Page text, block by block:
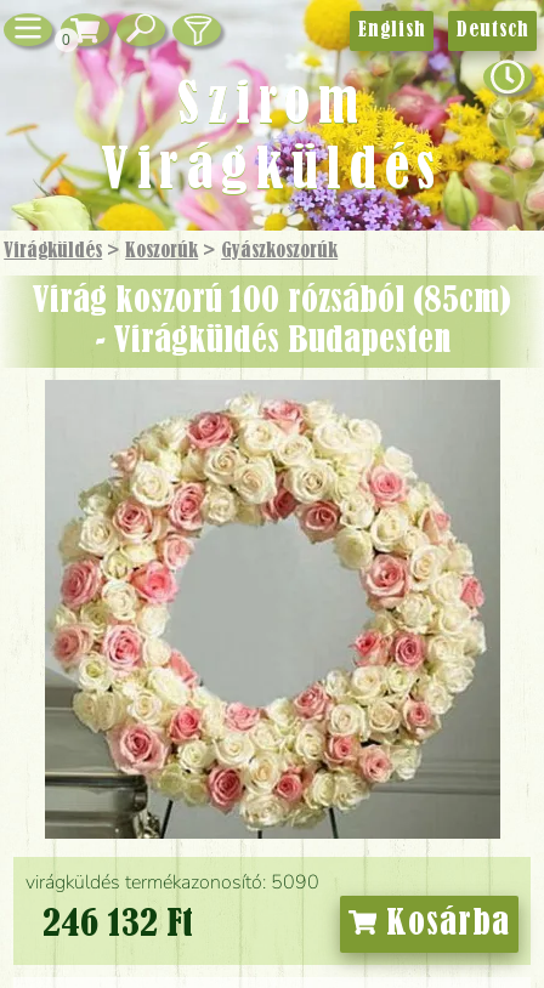
0
Virágküldés > Koszorúk > Gyászkoszorúk
virág koszorú 100 rózsából (85cm)
- Virágküldés Budapesten
virágküldés termékazonosító: 5090
246 132 Ft Kosárba
English Deutsch
Szirom
Virágküldés